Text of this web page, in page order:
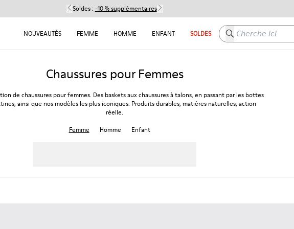
Soldes : -10 % supplémentaires
NOUVEAUTÉS FEMME HOMME ENFANT SOLDES Cherche ici
Chaussures pour Femmes
de chaussures pour femmes. Des baskets aux chaussures à talons, en passant par les bottes
ainsi que nos modèles les plus iconiques. Produits durables, matières naturelles, action
réelle.
Femme
Homme Enfant